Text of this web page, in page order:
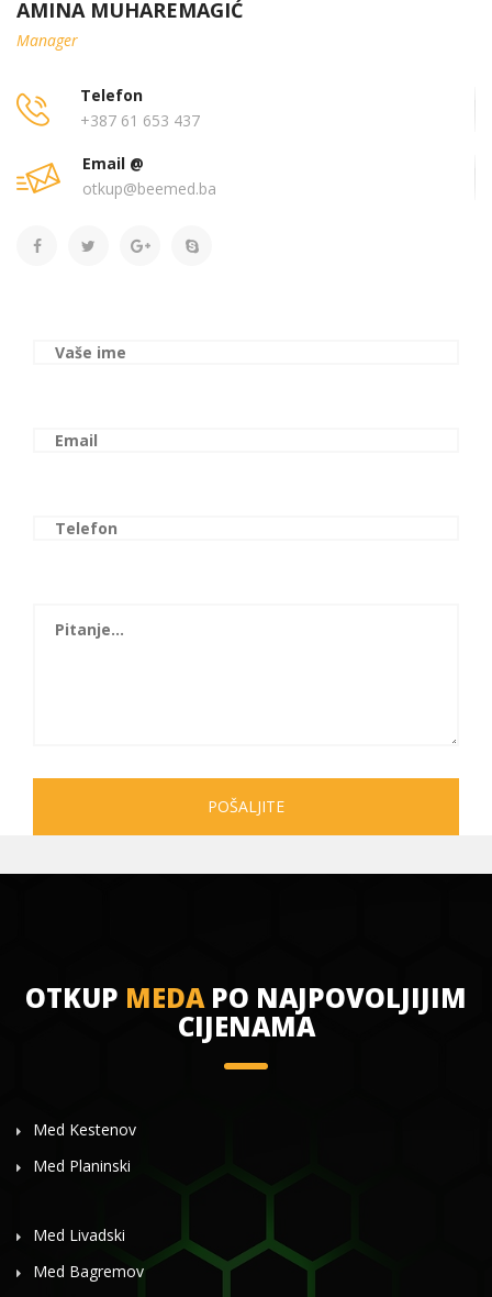
AMINA MUHAREMAGIĆ
Manager
Telefon
+387 61 653 437
Email @
otkup@beemed.ba
OTKUP MEDAPO NAJPOVOLJIJIM
CIJENAMA
Med Kestenov
Med Planinski
Med Livadski
Med Bagremov